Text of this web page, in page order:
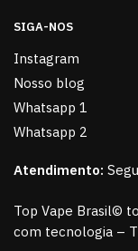
SIGA-NOS
Instagram
Nosso blog
Whatsapp 1
Whatsapp 2
Atendimento:
Top Vape Brasil©
com tecnologia –